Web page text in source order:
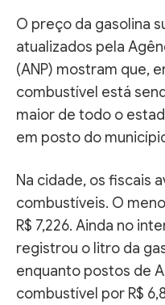
O preço da gasolina
atualizados pela
(ANP) mostram que,
combustível está
maior de todo o
em posto do
Na cidade, os fiscais
combustíveis. O
R$ 7,226. Ainda no
registrou o litro da
enquanto postos de
combustível por R$